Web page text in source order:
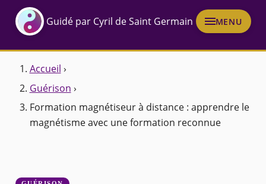
Guidé par Cyril de Saint Germain MENU
Accueil ›
Guérison ›
Formation magnétiseur à distance : apprendre le
magnétisme avec une formation reconnue